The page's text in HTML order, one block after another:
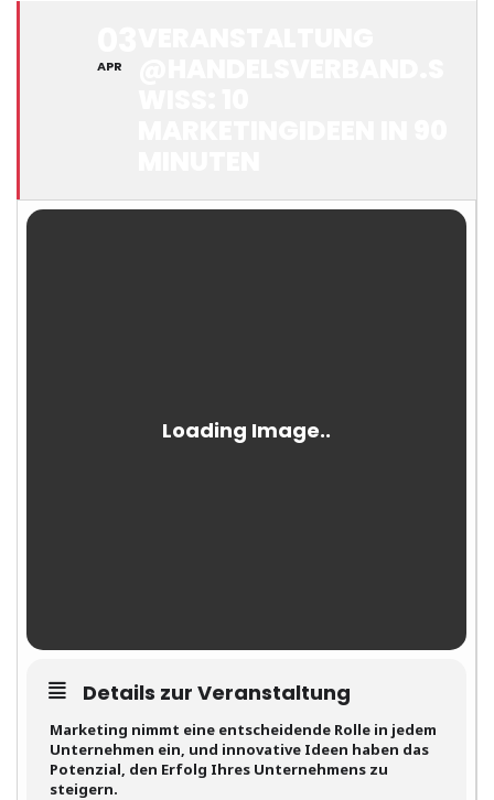
APR
Details zur Veranstaltung
Marketing nimmt eine entscheidende Rolle in jedem
Unternehmen ein, und innovative Ideen haben das
Potenzial, den Erfolg Ihres Unternehmens zu
steigern.